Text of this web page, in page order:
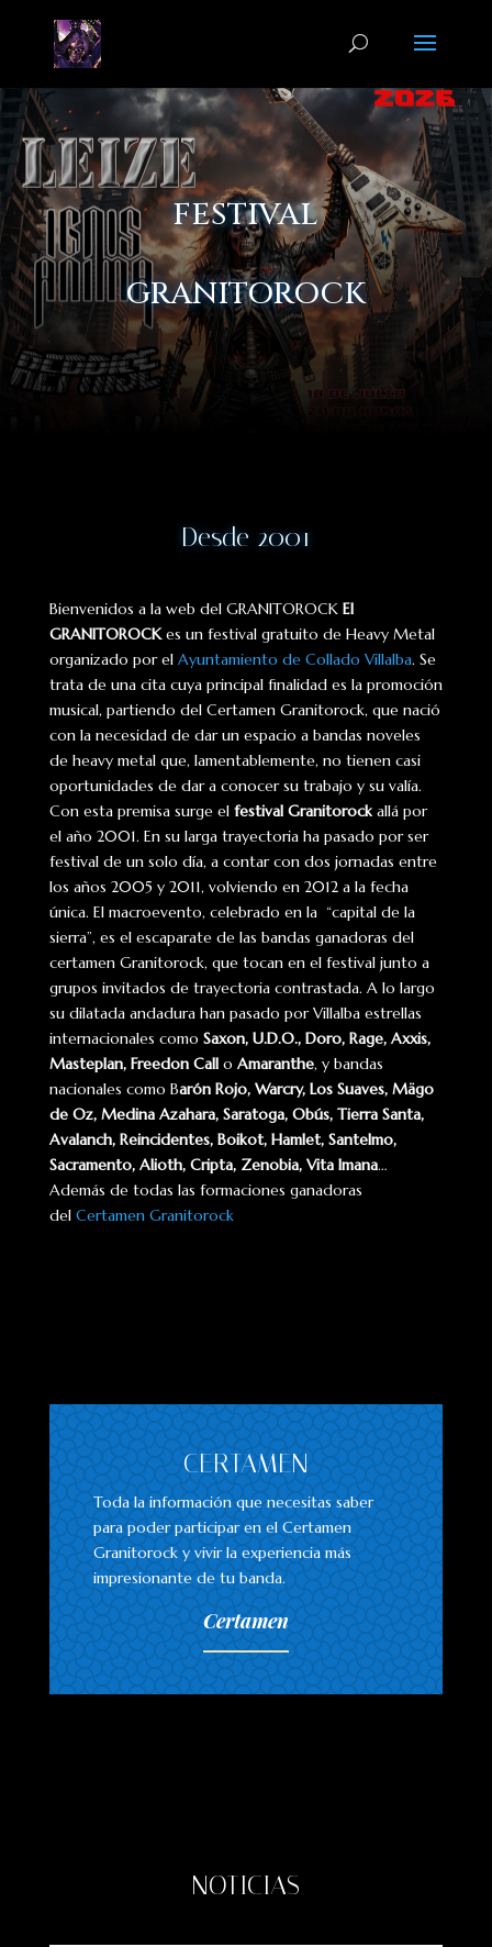
FESTIVAL
GRANITOROCK
Desde 2001
Bienvenidos a la web del GRANITOROCK El
GRANITOROCKes un festival gratuito de Heavy Metal
organizado por el Ayuntamiento de Collado Villalba. Se
trata de una cita cuya principal finalidad es la promoción
musical, partiendo del Certamen Granitorock, que nació
con la necesidad de dar un espacio a bandas noveles
de heavy metal que, lamentablemente, no tienen casi
oportunidades de dar a conocer su trabajo y su valía.
Con esta premisa surge el festival Granitorockallá por
el año 2001. En su larga trayectoria ha pasado por ser
festival de un solo día, a contar con dos jornadas entre
los años 2005 y 2011, volviendo en 2012 a la fecha
única. El macroevento, celebrado en la “capital de la
sierra”, es el escaparate de las bandas ganadoras del
certamen Granitorock, que tocan en el festival junto a
grupos invitados de trayectoria contrastada. A lo largo
su dilatada andadura han pasado por Villalba estrellas
internacionales como Saxon, U.D.O., Doro, Rage, Axxis,
Masteplan, Freedon Callo Amaranthe, y bandas
nacionales como Barón Rojo, Warcry, Los Suaves, Mägo
de Oz, Medina Azahara, Saratoga, Obús, Tierra Santa,
Avalanch, Reincidentes, Boikot, Hamlet, Santelmo,
Sacramento, Alioth, Cripta, Zenobia, Vita Imana…
Además de todas las formaciones ganadoras
del Certamen Granitorock
CERTAMEN
Toda la información que necesitas saber
para poder participar en el Certamen
Granitorock y vivir la experiencia más
impresionante de tu banda.
Certamen
NOTICIAS